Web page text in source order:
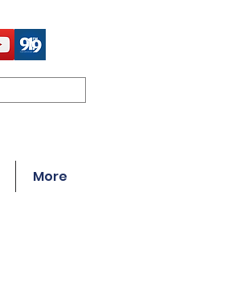
More